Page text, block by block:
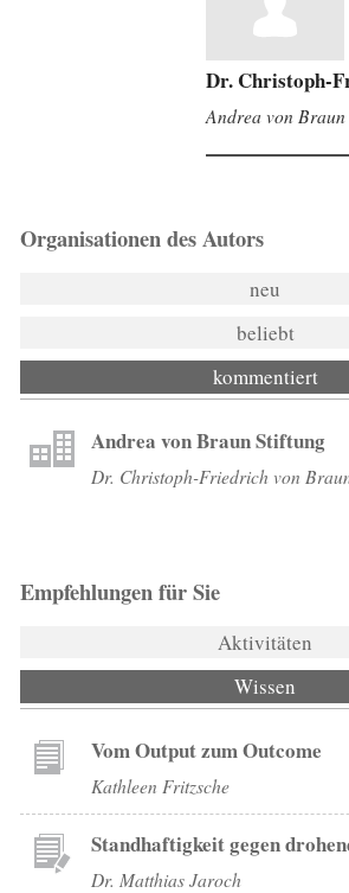
Dr. Christoph-
Andrea von
Organisationen des Autors
neu
beliebt
kommentiert
Andrea von Braun Stiftung
Dr. Christoph-Friedrich von
Empfehlungen für Sie
Aktivitäten
Wissen
Vom Output zum Outcome
Kathleen Fritzsche
Standhaftigkeit gegen
Dr. Matthias Jaroch